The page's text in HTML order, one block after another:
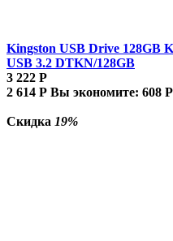
Kingston USB Drive 128GB
USB 3.2 DTKN/128GB
3 222 Р
2 614 Р Вы экономите: 608 Р
Скидка 19%